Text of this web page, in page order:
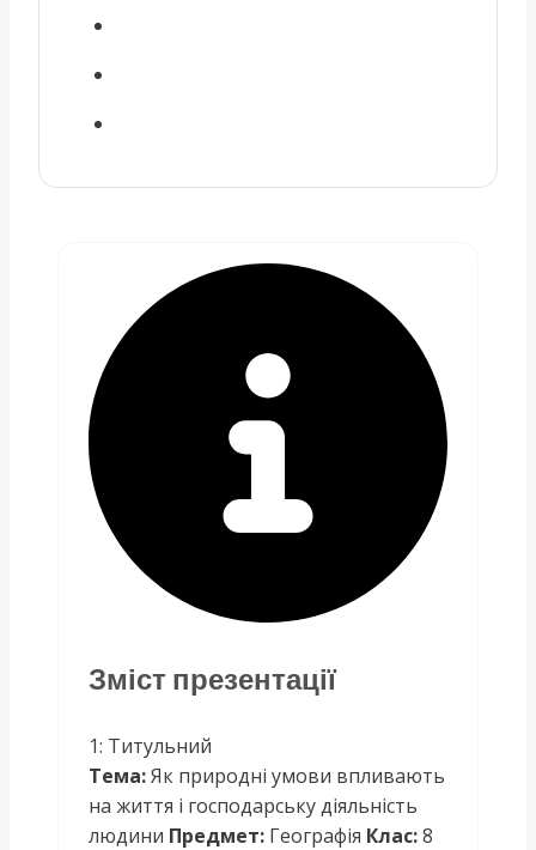
Зміст презентації
1: Титульний
Тема:Як природні умови впливають
на життя і господарську діяльність
людини Предмет: Географія Клас:8